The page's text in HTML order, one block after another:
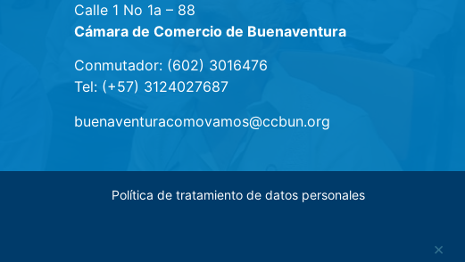
Calle 1 No 1a – 88
Cámara de Comercio de Buenaventura
Conmutador: (602) 3016476
Tel: (+57) 3124027687
buenaventuracomovamos@ccbun.org
Política de tratamiento de datos personales
×